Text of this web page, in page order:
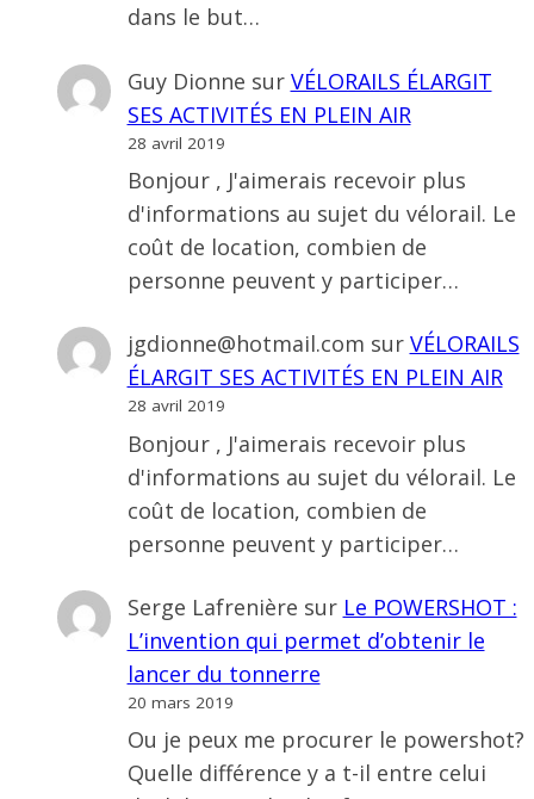
dans le but…
Guy Dionne sur VÉLORAILS ÉLARGIT
SES ACTIVITÉS EN PLEIN AIR
28 avril 2019
Bonjour , J'aimerais recevoir plus
d'informations au sujet du vélorail. Le
coût de location, combien de
personne peuvent y participer…
jgdionne@hotmail.com sur VÉLORAILS
ÉLARGIT SES ACTIVITÉS EN PLEIN AIR
28 avril 2019
Bonjour , J'aimerais recevoir plus
d'informations au sujet du vélorail. Le
coût de location, combien de
personne peuvent y participer…
Serge Lafrenière sur Le POWERSHOT :
L’invention qui permet d’obtenir le
lancer du tonnerre
20 mars 2019
Ou je peux me procurer le powershot?
Quelle différence y a t-il entre celui